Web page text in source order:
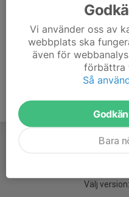
Välj version:
Vi använder oss av
webbplats ska
även för
förbättra
Så
Bara